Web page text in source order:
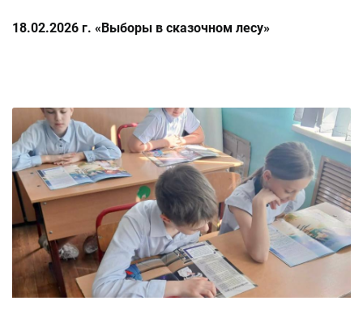
18.02.2026 г. «Выборы в сказочном лесу»